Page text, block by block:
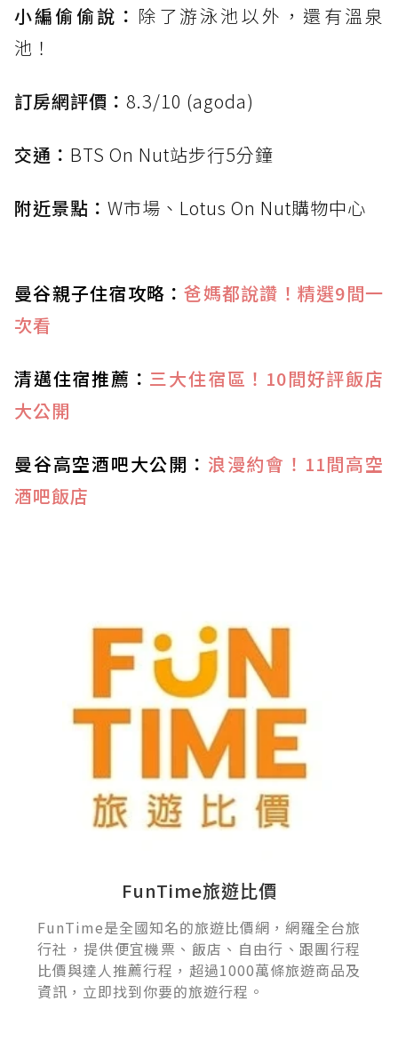
小編偷偷說： 除了游泳池以外，還有溫泉
池！
訂房網評價： 8.3/10 (agoda)
交通： BTS On Nut站步行5分鐘
附近景點： W市場、Lotus On Nut購物中心
曼谷親子住宿攻略：爸媽都說讚！精選9間一
次看
清邁住宿推薦： 三大住宿區！10間好評飯店
大公開
曼谷高空酒吧大公開： 浪漫約會！11間高空
酒吧飯店
FunTime旅遊比價
FunTime是全國知名的旅遊比價網，網羅全台旅
行社，提供便宜機票、飯店、自由行、跟團行程
比價與達人推薦行程，超過1000萬條旅遊商品及
資訊，立即找到你要的旅遊行程。